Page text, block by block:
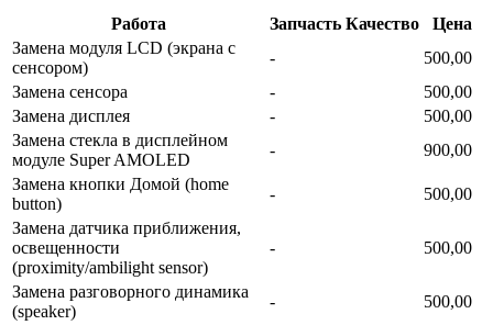
Работа Запчасть Качество
Цена
Замена модуля LCD (экрана с
сенсором)
-
500,00
Замена сенсора
-
500,00
Замена дисплея
-
500,00
Замена стекла в дисплейном
модуле Super AMOLED
-
900,00
Замена кнопки Домой (home
button)
-
500,00
Замена датчика приближения,
освещенности
(proximity/ambilight sensor)
- 500,00
Замена разговорного динамика
(speaker)
-
500,00